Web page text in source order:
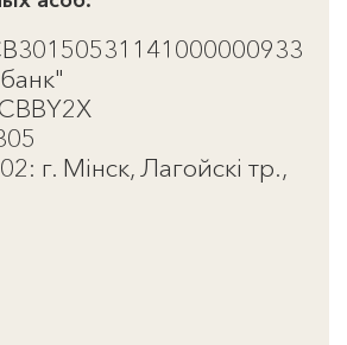
30150531141000000933
2X
г. Мінск, Лагойскі тр.,